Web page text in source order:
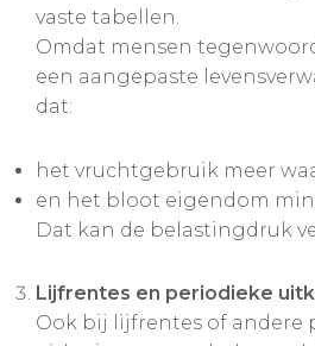
vaste tabellen.
Omdat mensen
een aangepaste
dat:
het vruchtgebruik meer
en het bloot eigendom
Dat kan de belastingdruk
Lijfrentes en periodieke
Ook bij lijfrentes of andere